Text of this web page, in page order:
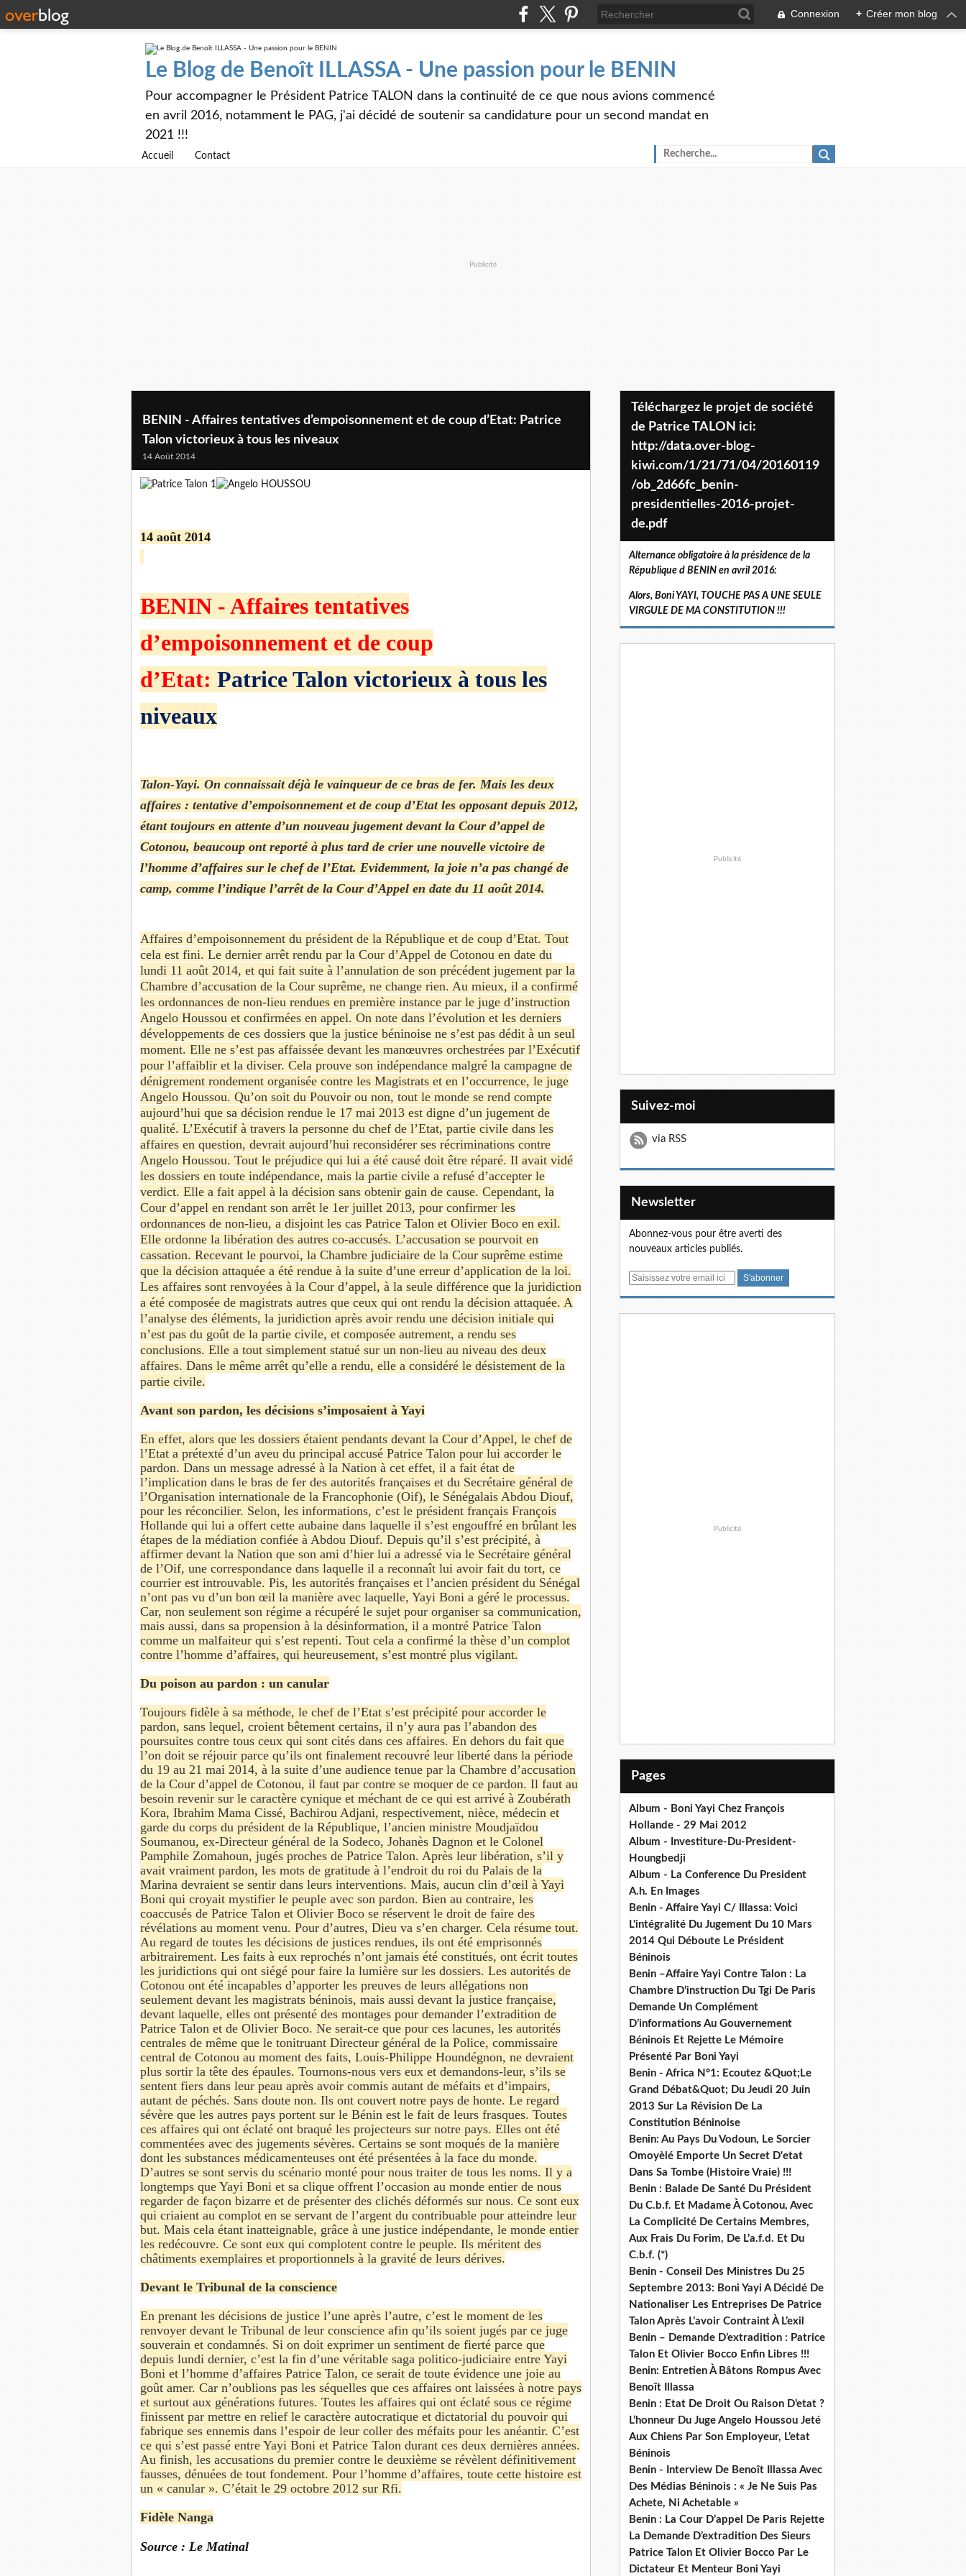
Connexion + Créer mon blog
Le Blog de Benoît ILLASSA - Une passion pour le BENIN
Pour accompagner le Président Patrice TALON dans la continuité de ce que nous avions commencé
en avril 2016, notamment le PAG, j'ai décidé de soutenir sa candidature pour un second mandat en
2021 !!!
Accueil Contact
Publicité
BENIN - Affaires tentatives d’empoisonnement et de coup d’Etat: Patrice
Talon victorieux à tous les niveaux
14 Août 2014
14 août 2014
BENIN - Affaires tentatives
d’empoisonnement et de coup
d’Etat: Patrice Talon victorieux à tous les
niveaux
Talon-Yayi. On connaissait déjà le vainqueur de ce bras de fer. Mais les deux
affaires : tentative d’empoisonnement et de coup d’Etat les opposant depuis 2012,
étant toujours en attente d’un nouveau jugement devant la Cour d’appel de
Cotonou, beaucoup ont reporté à plus tard de crier une nouvelle victoire de
l’homme d’affaires sur le chef de l’Etat. Evidemment, la joie n’a pas changé de
camp, comme l’indique l’arrêt de la Cour d’Appel en date du 11 août 2014.
Affaires d’empoisonnement du président de la République et de coup d’Etat. Tout
cela est fini. Le dernier arrêt rendu par la Cour d’Appel de Cotonou en date du
lundi 11 août 2014, et qui fait suite à l’annulation de son précédent jugement par la
Chambre d’accusation de la Cour suprême, ne change rien. Au mieux, il a confirmé
les ordonnances de non-lieu rendues en première instance par le juge d’instruction
Angelo Houssou et confirmées en appel. On note dans l’évolution et les derniers
développements de ces dossiers que la justice béninoise ne s’est pas dédit à un seul
moment. Elle ne s’est pas affaissée devant les manœuvres orchestrées par l’Exécutif
pour l’affaiblir et la diviser. Cela prouve son indépendance malgré la campagne de
dénigrement rondement organisée contre les Magistrats et en l’occurrence, le juge
Angelo Houssou. Qu’on soit du Pouvoir ou non, tout le monde se rend compte
aujourd’hui que sa décision rendue le 17 mai 2013 est digne d’un jugement de
qualité. L’Exécutif à travers la personne du chef de l’Etat, partie civile dans les
affaires en question, devrait aujourd’hui reconsidérer ses récriminations contre
Angelo Houssou. Tout le préjudice qui lui a été causé doit être réparé. Il avait vidé
les dossiers en toute indépendance, mais la partie civile a refusé d’accepter le
verdict. Elle a fait appel à la décision sans obtenir gain de cause. Cependant, la
Cour d’appel en rendant son arrêt le 1er juillet 2013, pour confirmer les
ordonnances de non-lieu, a disjoint les cas Patrice Talon et Olivier Boco en exil.
Elle ordonne la libération des autres co-accusés. L’accusation se pourvoit en
cassation. Recevant le pourvoi, la Chambre judiciaire de la Cour suprême estime
que la décision attaquée a été rendue à la suite d’une erreur d’application de la loi.
Les affaires sont renvoyées à la Cour d’appel, à la seule différence que la juridiction
a été composée de magistrats autres que ceux qui ont rendu la décision attaquée. A
l’analyse des éléments, la juridiction après avoir rendu une décision initiale qui
n’est pas du goût de la partie civile, et composée autrement, a rendu ses
conclusions. Elle a tout simplement statué sur un non-lieu au niveau des deux
affaires. Dans le même arrêt qu’elle a rendu, elle a considéré le désistement de la
partie civile.
Avant son pardon, les décisions s’imposaient à Yayi
En effet, alors que les dossiers étaient pendants devant la Cour d’Appel, le chef de
l’Etat a prétexté d’un aveu du principal accusé Patrice Talon pour lui accorder le
pardon. Dans un message adressé à la Nation à cet effet, il a fait état de
l’implication dans le bras de fer des autorités françaises et du Secrétaire général de
l’Organisation internationale de la Francophonie (Oif), le Sénégalais Abdou Diouf,
pour les réconcilier. Selon, les informations, c’est le président français François
Hollande qui lui a offert cette aubaine dans laquelle il s’est engouffré en brûlant les
étapes de la médiation confiée à Abdou Diouf. Depuis qu’il s’est précipité, à
affirmer devant la Nation que son ami d’hier lui a adressé via le Secrétaire général
de l’Oif, une correspondance dans laquelle il a reconnaît lui avoir fait du tort, ce
courrier est introuvable. Pis, les autorités françaises et l’ancien président du Sénégal
n’ont pas vu d’un bon œil la manière avec laquelle, Yayi Boni a géré le processus.
Car, non seulement son régime a récupéré le sujet pour organiser sa communication,
mais aussi, dans sa propension à la désinformation, il a montré Patrice Talon
comme un malfaiteur qui s’est repenti. Tout cela a confirmé la thèse d’un complot
contre l’homme d’affaires, qui heureusement, s’est montré plus vigilant.
Du poison au pardon : un canular
Toujours fidèle à sa méthode, le chef de l’Etat s’est précipité pour accorder le
pardon, sans lequel, croient bêtement certains, il n’y aura pas l’abandon des
poursuites contre tous ceux qui sont cités dans ces affaires. En dehors du fait que
l’on doit se réjouir parce qu’ils ont finalement recouvré leur liberté dans la période
du 19 au 21 mai 2014, à la suite d’une audience tenue par la Chambre d’accusation
de la Cour d’appel de Cotonou, il faut par contre se moquer de ce pardon. Il faut au
besoin revenir sur le caractère cynique et méchant de ce qui est arrivé à Zoubérath
Kora, Ibrahim Mama Cissé, Bachirou Adjani, respectivement, nièce, médecin et
garde du corps du président de la République, l’ancien ministre Moudjaïdou
Soumanou, ex-Directeur général de la Sodeco, Johanès Dagnon et le Colonel
Pamphile Zomahoun, jugés proches de Patrice Talon. Après leur libération, s’il y
avait vraiment pardon, les mots de gratitude à l’endroit du roi du Palais de la
Marina devraient se sentir dans leurs interventions. Mais, aucun clin d’œil à Yayi
Boni qui croyait mystifier le peuple avec son pardon. Bien au contraire, les
coaccusés de Patrice Talon et Olivier Boco se réservent le droit de faire des
révélations au moment venu. Pour d’autres, Dieu va s’en charger. Cela résume tout.
Au regard de toutes les décisions de justices rendues, ils ont été emprisonnés
arbitrairement. Les faits à eux reprochés n’ont jamais été constitués, ont écrit toutes
les juridictions qui ont siégé pour faire la lumière sur les dossiers. Les autorités de
Cotonou ont été incapables d’apporter les preuves de leurs allégations non
seulement devant les magistrats béninois, mais aussi devant la justice française,
devant laquelle, elles ont présenté des montages pour demander l’extradition de
Patrice Talon et de Olivier Boco. Ne serait-ce que pour ces lacunes, les autorités
centrales de même que le tonitruant Directeur général de la Police, commissaire
central de Cotonou au moment des faits, Louis-Philippe Houndégnon, ne devraient
plus sortir la tête des épaules. Tournons-nous vers eux et demandons-leur, s’ils se
sentent fiers dans leur peau après avoir commis autant de méfaits et d’impairs,
autant de péchés. Sans doute non. Ils ont couvert notre pays de honte. Le regard
sévère que les autres pays portent sur le Bénin est le fait de leurs frasques. Toutes
ces affaires qui ont éclaté ont braqué les projecteurs sur notre pays. Elles ont été
commentées avec des jugements sévères. Certains se sont moqués de la manière
dont les substances médicamenteuses ont été présentées à la face du monde.
D’autres se sont servis du scénario monté pour nous traiter de tous les noms. Il y a
longtemps que Yayi Boni et sa clique offrent l’occasion au monde entier de nous
regarder de façon bizarre et de présenter des clichés déformés sur nous. Ce sont eux
qui criaient au complot en se servant de l’argent du contribuable pour atteindre leur
but. Mais cela étant inatteignable, grâce à une justice indépendante, le monde entier
les redécouvre. Ce sont eux qui complotent contre le peuple. Ils méritent des
châtiments exemplaires et proportionnels à la gravité de leurs dérives.
Devant le Tribunal de la conscience
En prenant les décisions de justice l’une après l’autre, c’est le moment de les
renvoyer devant le Tribunal de leur conscience afin qu’ils soient jugés par ce juge
souverain et condamnés. Si on doit exprimer un sentiment de fierté parce que
depuis lundi dernier, c’est la fin d’une véritable saga politico-judiciaire entre Yayi
Boni et l’homme d’affaires Patrice Talon, ce serait de toute évidence une joie au
goût amer. Car n’oublions pas les séquelles que ces affaires ont laissées à notre pays
et surtout aux générations futures. Toutes les affaires qui ont éclaté sous ce régime
finissent par mettre en relief le caractère autocratique et dictatorial du pouvoir qui
fabrique ses ennemis dans l’espoir de leur coller des méfaits pour les anéantir. C’est
ce qui s’est passé entre Yayi Boni et Patrice Talon durant ces deux dernières années.
Au finish, les accusations du premier contre le deuxième se révèlent définitivement
fausses, dénuées de tout fondement. Pour l’homme d’affaires, toute cette histoire est
un « canular ». C’était le 29 octobre 2012 sur Rfi.
Fidèle Nanga
Source : Le Matinal
Téléchargez le projet de société
de Patrice TALON ici:
http://data.over-blog-
kiwi.com/1/21/71/04/20160119
/ob_2d66fc_benin-
presidentielles-2016-projet-
de.pdf
Alternance obligatoire à la présidence de la
République d BENIN en avril 2016:
Alors, Boni YAYI, TOUCHE PAS A UNE SEULE
VIRGULE DE MA CONSTITUTION !!!
Publicité
Suivez-moi
via RSS
Newsletter
Abonnez-vous pour être averti des
nouveaux articles publiés.
E
Publicité
Pages
Album - Boni Yayi Chez François
Hollande - 29 Mai 2012
Album - Investiture-Du-President-
Houngbedji
Album - La Conference Du President
A.h. En Images
Benin - Affaire Yayi C/ Illassa: Voici
L'intégralité Du Jugement Du 10 Mars
2014 Qui Déboute Le Président
Béninois
Benin –Affaire Yayi Contre Talon : La
Chambre D’instruction Du Tgi De Paris
Demande Un Complément
D’informations Au Gouvernement
Béninois Et Rejette Le Mémoire
Présenté Par Boni Yayi
Benin - Africa N°1: Ecoutez &Quot;Le
Grand Débat&Quot; Du Jeudi 20 Juin
2013 Sur La Révision De La
Constitution Béninoise
Benin: Au Pays Du Vodoun, Le Sorcier
Omoyèlé Emporte Un Secret D'etat
Dans Sa Tombe (Histoire Vraie) !!!
Benin : Balade De Santé Du Président
Du C.b.f. Et Madame À Cotonou, Avec
La Complicité De Certains Membres,
Aux Frais Du Forim, De L’a.f.d. Et Du
C.b.f. (*)
Benin - Conseil Des Ministres Du 25
Septembre 2013: Boni Yayi A Décidé De
Nationaliser Les Entreprises De Patrice
Talon Après L’avoir Contraint À L’exil
Benin – Demande D’extradition : Patrice
Talon Et Olivier Bocco Enfin Libres !!!
Benin: Entretien À Bâtons Rompus Avec
Benoît Illassa
Benin : Etat De Droit Ou Raison D’etat ?
L’honneur Du Juge Angelo Houssou Jeté
Aux Chiens Par Son Employeur, L’etat
Béninois
Benin - Interview De Benoît Illassa Avec
Des Médias Béninois : « Je Ne Suis Pas
Achete, Ni Achetable »
Benin : La Cour D’appel De Paris Rejette
La Demande D’extradition Des Sieurs
Patrice Talon Et Olivier Bocco Par Le
Dictateur Et Menteur Boni Yayi